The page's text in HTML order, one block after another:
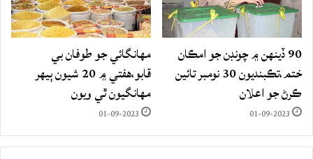
90 ڏينهن ۾ چونڊن جو امڪان
ختم،تڪبنديون 30 نومبر تائين
ڪرڻ جو اعلان
01-09-2023
مهانگائي جو طوفان بي
قابو،هفتي ۾ 20 شيون ٻيهر
مهانگيون ٿي ويون
01-09-2023